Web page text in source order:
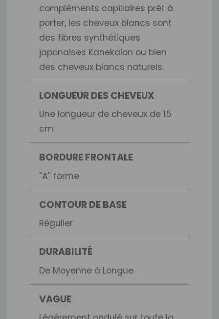
compléments capillaires prêt à
porter, les cheveux blancs sont
des fibres synthétiques
japonaises Kanekalon ou bien
des cheveux blancs naturels.
LONGUEUR DES CHEVEUX
Une longueur de cheveux de 15
cm
BORDURE FRONTALE
"A" forme
CONTOUR DE BASE
Régulier
DURABILITÉ
De Moyenne à Longue
VAGUE